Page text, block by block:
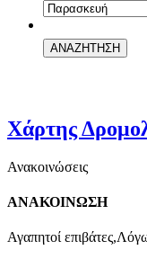
Χάρτης
Ανακοινώσεις
ΑΝΑΚΟΙΝΩΣΗ
Αγαπητοί